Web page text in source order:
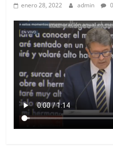
enero 28, 2022 admin